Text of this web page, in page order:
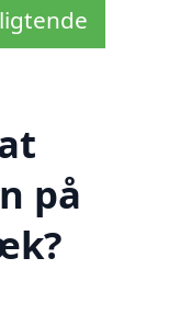
på